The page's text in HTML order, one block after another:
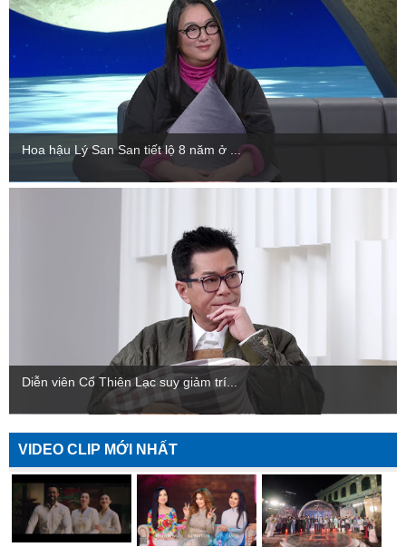
Hoa hậu Lý San San tiết lộ 8 năm ở ...
Diễn viên Cổ Thiên Lạc suy giảm trí...
VIDEO CLIP MỚI NHẤT